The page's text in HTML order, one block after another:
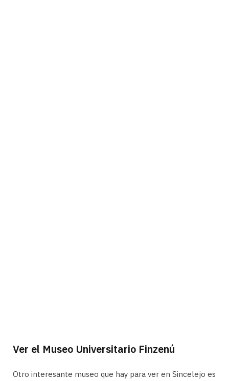
Ver el Museo Universitario Finzenú
Otro interesante museo que hay para ver en Sincelejo es